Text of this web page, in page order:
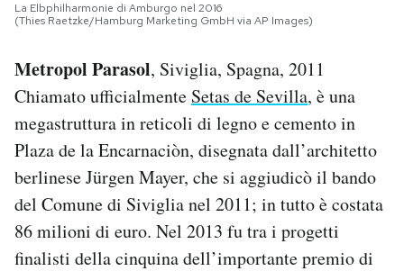
La Elbphilharmonie di Amburgo nel 2016
(Thies Raetzke/Hamburg Marketing GmbH via AP Images)
Metropol Parasol, Siviglia, Spagna, 2011
Chiamato ufficialmente Setas de Sevilla, è una
megastruttura in reticoli di legno e cemento in
Plaza de la Encarnaciòn, disegnata dall’architetto
berlinese Jürgen Mayer, che si aggiudicò il bando
del Comune di Siviglia nel 2011; in tutto è costata
86 milioni di euro. Nel 2013 fu tra i progetti
finalisti della cinquina dell’importante premio di